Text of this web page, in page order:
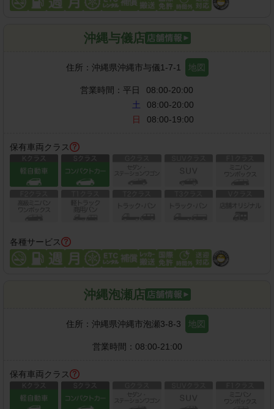
沖縄与儀店
住所： 沖縄県沖縄市与儀1-7-1 地図
営業時間： 平日
08:00-20:00
土
08:00-20:00
日
08:00-19:00
保有車両クラス
各種サービス
沖縄泡瀬店
住所： 沖縄県沖縄市泡瀬3-8-3 地図
営業時間： 08:00-21:00
保有車両クラス